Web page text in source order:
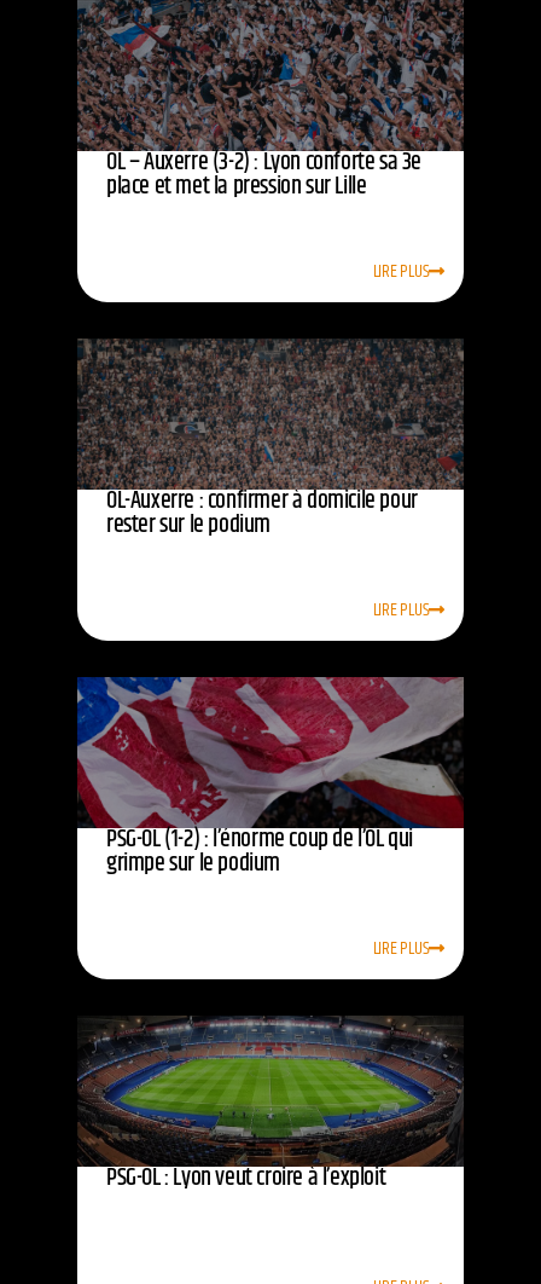
OL – Auxerre (3-2) : Lyon conforte sa 3e
place et met la pression sur Lille
LIRE PLUS
OL-Auxerre : confirmer à domicile pour
rester sur le podium
LIRE PLUS
PSG-OL (1-2) : l’énorme coup de l’OL qui
grimpe sur le podium
LIRE PLUS
PSG-OL : Lyon veut croire à l’exploit